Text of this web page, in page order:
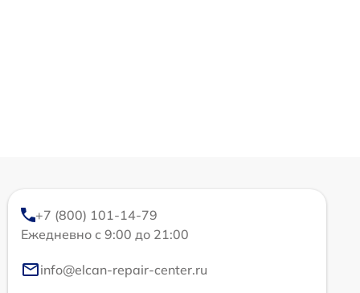
+7 (800) 101-14-79
Ежедневно с 9:00 до 21:00
info@elcan-repair-center.ru